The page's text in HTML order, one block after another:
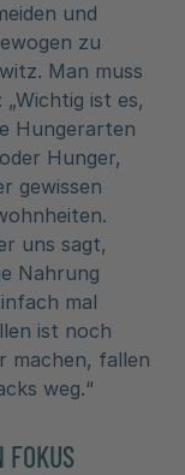
und
zu
Man muss
ist es,
Hungerarten
Hunger,
gewissen
uns sagt,
Nahrung
mal
ist noch
machen, fallen
weg.“
FOKUS